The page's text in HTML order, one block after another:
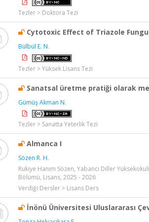
Tezler > Doktora Tezi
Cytotoxic Effect of Triazole
Bülbül E. N.
Tezler > Yüksek Lisans Tezi
Sanatsal üretme pratiği olarak
Gümüş Akman N.
Tezler > Sanatta Yeterlik Tezi
Almanca I
Sözen R. H.
Rukiye Hanım Sözen, Yabancı Diller
Bölümü, Lisans, 2025 - 2026
Verdiği Dersler > Lisans Ders
İnönü Üniversitesi Uluslararası